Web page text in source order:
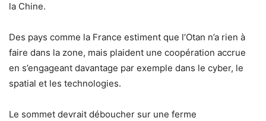
la Chine.
Des pays comme la France estiment que l’Otan n’a rien à
faire dans la zone, mais plaident une coopération accrue
en s’engageant davantage par exemple dans le cyber, le
spatial et les technologies.
Le sommet devrait déboucher sur une ferme